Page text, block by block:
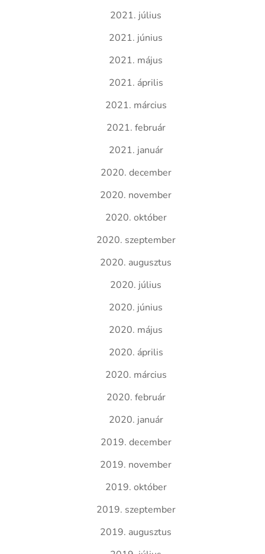
2021. július
2021. június
2021. május
2021. április
2021. március
2021. február
2021. január
2020. december
2020. november
2020. október
2020. szeptember
2020. augusztus
2020. július
2020. június
2020. május
2020. április
2020. március
2020. február
2020. január
2019. december
2019. november
2019. október
2019. szeptember
2019. augusztus